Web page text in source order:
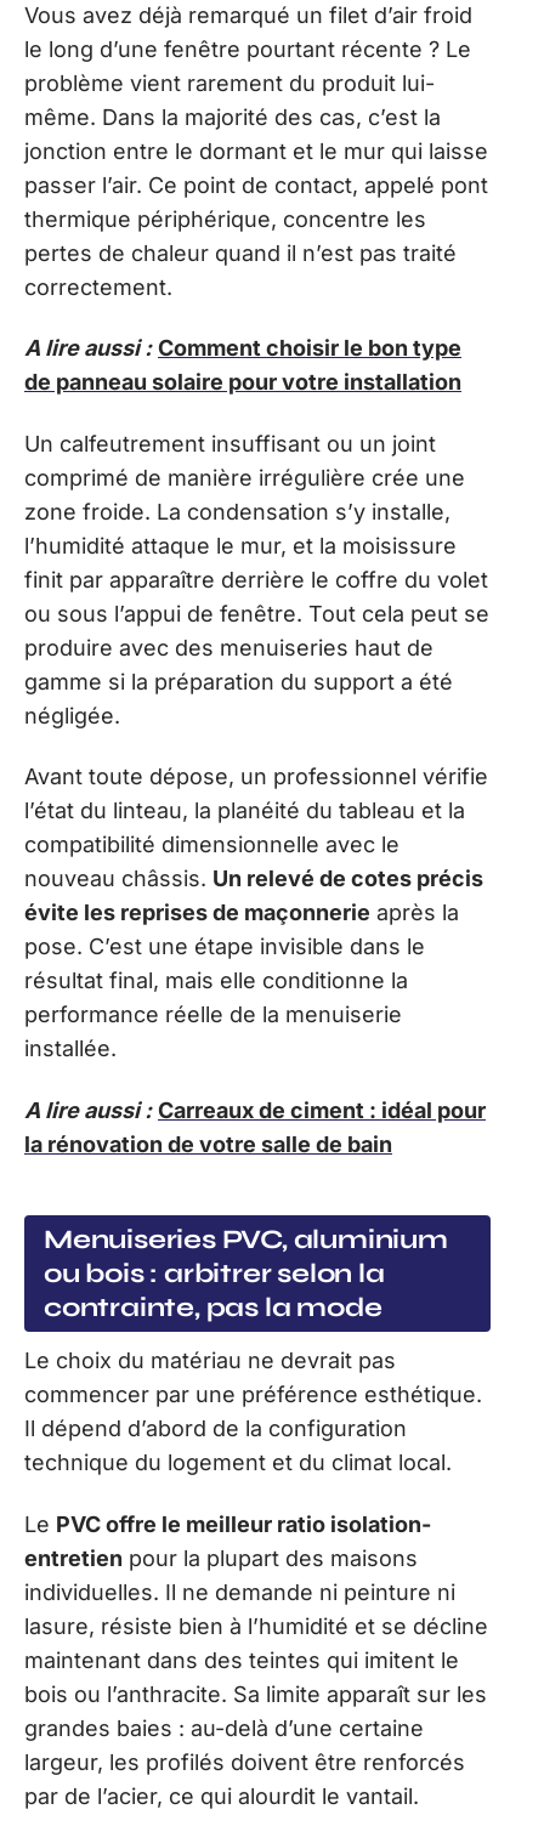
Vous avez déjà remarqué un filet d’air froid
le long d’une fenêtre pourtant récente ? Le
problème vient rarement du produit lui-
même. Dans la majorité des cas, c’est la
jonction entre le dormant et le mur qui laisse
passer l’air. Ce point de contact, appelé pont
thermique périphérique, concentre les
pertes de chaleur quand il n’est pas traité
correctement.
A lire aussi : Comment choisir le bon type
de panneau solaire pour votre installation
Un calfeutrement insuffisant ou un joint
comprimé de manière irrégulière crée une
zone froide. La condensation s’y installe,
l’humidité attaque le mur, et la moisissure
finit par apparaître derrière le coffre du volet
ou sous l’appui de fenêtre. Tout cela peut se
produire avec des menuiseries haut de
gamme si la préparation du support a été
négligée.
Avant toute dépose, un professionnel vérifie
l’état du linteau, la planéité du tableau et la
compatibilité dimensionnelle avec le
nouveau châssis. Un relevé de cotes précis
évite les reprises de maçonnerie après la
pose. C’est une étape invisible dans le
résultat final, mais elle conditionne la
performance réelle de la menuiserie
installée.
A lire aussi : Carreaux de ciment : idéal pour
la rénovation de votre salle de bain
Menuiseries PVC, aluminium
ou bois : arbitrer selon la
contrainte, pas la mode
Le choix du matériau ne devrait pas
commencer par une préférence esthétique.
Il dépend d’abord de la configuration
technique du logement et du climat local.
Le PVC offre le meilleur ratio isolation-
entretien pour la plupart des maisons
individuelles. Il ne demande ni peinture ni
lasure, résiste bien à l’humidité et se décline
maintenant dans des teintes qui imitent le
bois ou l’anthracite. Sa limite apparaît sur les
grandes baies : au-delà d’une certaine
largeur, les profilés doivent être renforcés
par de l’acier, ce qui alourdit le vantail.